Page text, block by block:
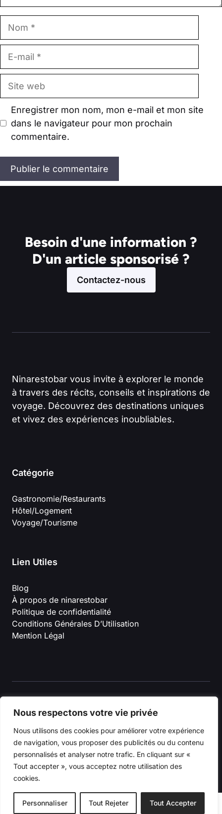
Nous respectons votre vie privée
Nous utilisons des cookies pour améliorer votre expérience
de navigation, vous proposer des publicités ou du contenu
personnalisés et analyser notre trafic. En cliquant sur «
Tout accepter », vous acceptez notre utilisation des
cookies.
Personnaliser Tout Rejeter Tout Accepter
Site
Enregistrer mon nom, mon e-mail et mon site
dans le navigateur pour mon prochain
commentaire.
Besoin d'une information ?
D'un article sponsorisé ?
Contactez-nous
Ninarestobar vous invite à explorer le monde
à travers des récits, conseils et inspirations de
voyage. Découvrez des destinations uniques
et vivez des expériences inoubliables.
Catégorie
Gastronomie/Restaurants
Hôtel/Logement
Voyage/Tourisme
Lien Utiles
Blog
À propos de ninarestobar
Politique de confidentialité
Conditions Générales D’Utilisation
Mention Légal
© 2026 ninarestobar